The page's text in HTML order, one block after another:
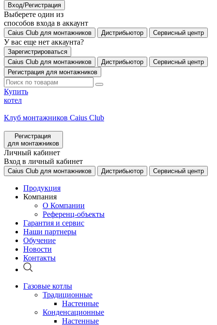
Вход/Регистрация
Выберете один из
способов входа в аккаунт
Caius Club для монтажников Дистрибьютор Сервисный центр
У вас еще нет аккаунта?
Зарегистрироваться
Caius Club для монтажников
Дистрибьютор
Сервисный центр
Регистрация для монтажников
Купить
котел
Клуб монтажников Caius Club
Регистрация
для монтажников
Личный кабинет
Вход в личный кабинет
Caius Club для монтажников Дистрибьютор Сервисный центр
Продукция
Компания
О Компании
Референц-объекты
Гарантия и сервис
Наши партнеры
Обучение
Новости
Контакты
Газовые котлы
Традиционные
Настенные
Конденсационные
Настенные